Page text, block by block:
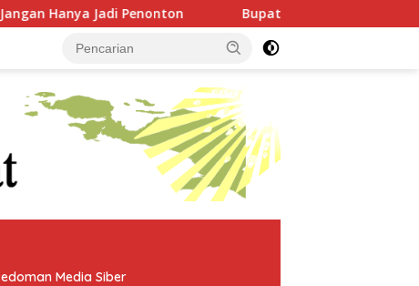
Bupati Teluk Bintuni Minta Mess BP Tangguh
Media Siber